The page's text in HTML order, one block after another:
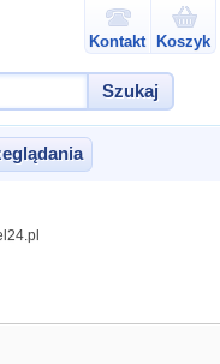
Kontakt Koszyk
Szukaj